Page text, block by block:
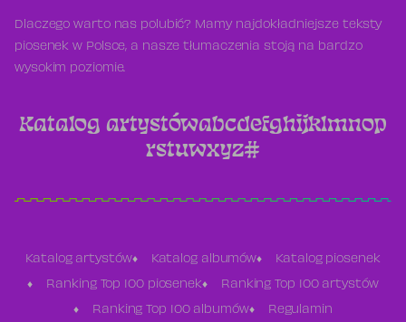
Dlaczego warto nas polubić? Mamy najdokładniejsze teksty
piosenek w Polsce, a nasze tłumaczenia stoją na bardzo
wysokim poziomie.
Katalog artystówabcdefghijklmnop
rstuwxyz#
Katalog artystów Katalog albumów Katalog piosenek
Ranking Top 100 piosenek Ranking Top 100 artystów
Ranking Top 100 albumów Regulamin